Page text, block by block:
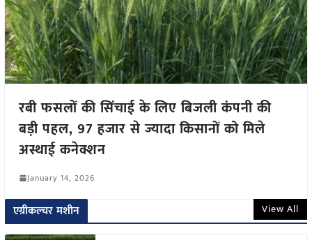
रबी फसलों की सिंचाई के लिए बिजली कंपनी की
बड़ी पहल, 97 हजार से ज्यादा किसानों को मिले
अस्थाई कनेक्शन
January 14, 2026
एग्रीकल्चर मशीन View All